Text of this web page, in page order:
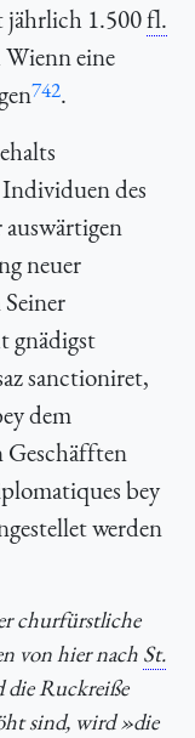
jährlich 1.500fl.
eine
742.
des
neuer
gnädigst
sanctioniret,
dem
Geschäfften
bey
werden
churfürstliche
von hier nach St.
die Ruckreiße
sind, wird »die